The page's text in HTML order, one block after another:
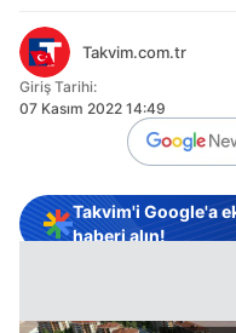
Takvim.com.tr
Giriş Tarihi:
07 Kasım 2022 14:49
Takvim'i Google'a
haberi alın!